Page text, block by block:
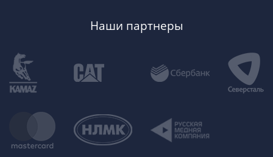
Наши партнеры